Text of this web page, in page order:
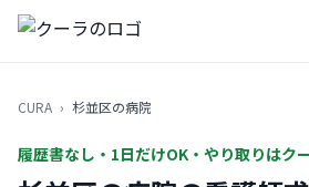
CURA › 杉並区の病院
履歴書なし・1日だけOK・やり取りはク